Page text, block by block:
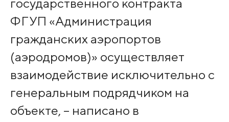
ФГУП «Администрация
гражданских аэропортов
(аэродромов)» осуществляет
взаимодействие исключительно с
генеральным подрядчиком на
объекте, – написано в